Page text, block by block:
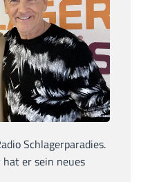
Schlagerparadies.
er sein neues